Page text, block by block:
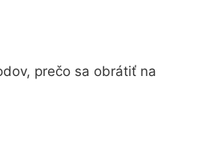
prečo sa obrátiť na